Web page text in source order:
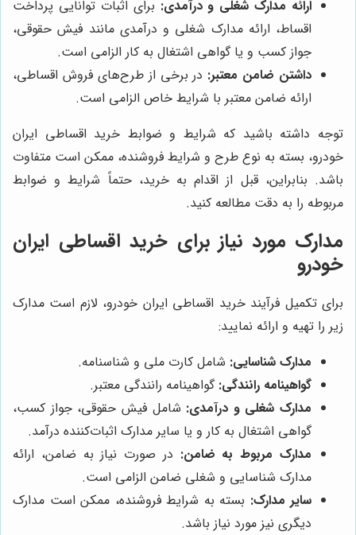
ارائه مدارک شغلی و درآمدی: برای اثبات توانایی پرداخت
اقساط، ارائه مدارک شغلی و درآمدی مانند فیش حقوقی،
جواز کسب و یا گواهی اشتغال به کار الزامی است.
داشتن ضامن معتبر: در برخی از طرح‌های فروش اقساطی،
ارائه ضامن معتبر با شرایط خاص الزامی است.
توجه داشته باشید که شرایط و ضوابط خرید اقساطی ایران
خودرو، بسته به نوع طرح و شرایط فروشنده، ممکن است متفاوت
باشد. بنابراین، قبل از اقدام به خرید، حتماً شرایط و ضوابط
مربوطه را به دقت مطالعه کنید.
مدارک مورد نیاز برای خرید اقساطی ایران
خودرو
برای تکمیل فرآیند خرید اقساطی ایران خودرو، لازم است مدارک
زیر را تهیه و ارائه نمایید:
مدارک شناسایی: شامل کارت ملی و شناسنامه.
گواهینامه رانندگی: گواهینامه رانندگی معتبر.
مدارک شغلی و درآمدی: شامل فیش حقوقی، جواز کسب،
گواهی اشتغال به کار و یا سایر مدارک اثبات‌کننده درآمد.
مدارک مربوط به ضامن: در صورت نیاز به ضامن، ارائه
مدارک شناسایی و شغلی ضامن الزامی است.
سایر مدارک: بسته به شرایط فروشنده، ممکن است مدارک
دیگری نیز مورد نیاز باشد.